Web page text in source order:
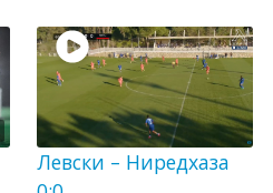
Левски – Ниредхаза